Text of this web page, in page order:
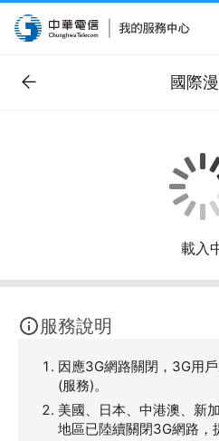
國際
載入
服務說明
因應3G網路關閉，3G用
(服務)。
美國、日本、中港澳、新
地區已陸續關閉3G網路，